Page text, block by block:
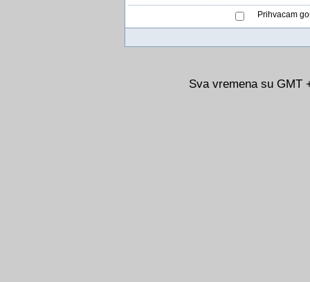
Prihvacam
Sva vremena su GMT